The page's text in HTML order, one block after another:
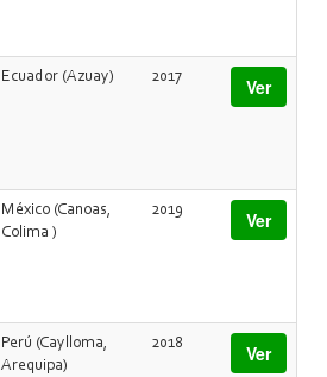
Ecuador (Azuay) 2017 Ver
México (Canoas,
Colima )
2019 Ver
Perú (Caylloma,
Arequipa)
2018 Ver